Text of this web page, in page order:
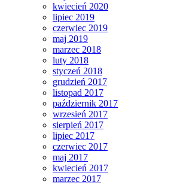
kwiecień 2020
lipiec 2019
czerwiec 2019
maj 2019
marzec 2018
luty 2018
styczeń 2018
grudzień 2017
listopad 2017
październik 2017
wrzesień 2017
sierpień 2017
lipiec 2017
czerwiec 2017
maj 2017
kwiecień 2017
marzec 2017